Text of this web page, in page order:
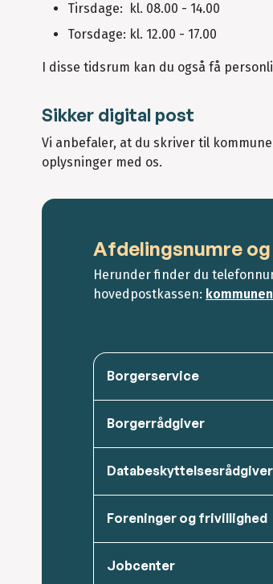
Tirsdage: kl. 08.00 - 14.00
Torsdage: kl. 12.00 - 17.00
I disse tidsrum kan du også få
Sikker digital post
Vi anbefaler, at du skriver til
oplysninger med os.
Afdelingsnumre
Herunder finder du
hovedpostkassen:
Borgerservice
Borgerrådgiver
Databeskyttelsesrådgiver
Foreninger og frivillighed
Jobcenter